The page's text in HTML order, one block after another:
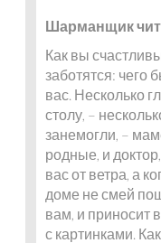
Шарманщик
Как вы
заботятся: чего
вас. Несколько
столу, –
занемогли, –
родные, и
вас от ветра, а
доме не смей
вам, и приносит
с картинками.